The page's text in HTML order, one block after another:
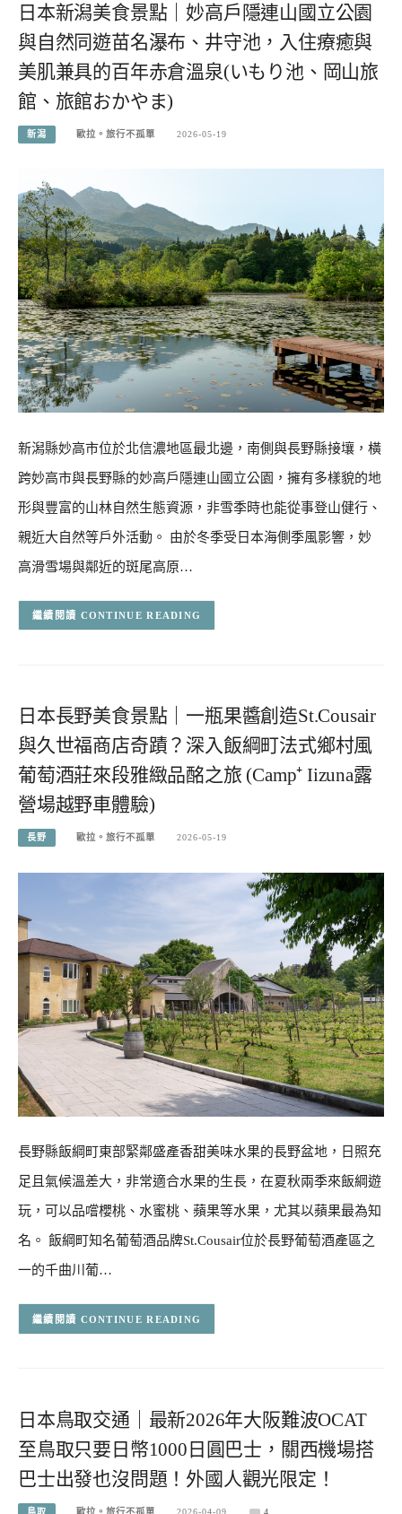
日本新潟美食景點｜妙高戶隱連山國立公園
與自然同遊苗名瀑布、井守池，入住療癒與
美肌兼具的百年赤倉溫泉(いもり池、岡山旅
館、旅館おかやま)
新潟 歐拉。旅行不孤單 2026-05-19
新潟縣妙高市位於北信濃地區最北邊，南側與長野縣接壤，橫
跨妙高市與長野縣的妙高戶隱連山國立公園，擁有多樣貌的地
形與豐富的山林自然生態資源，非雪季時也能從事登山健行、
親近大自然等戶外活動。 由於冬季受日本海側季風影響，妙
高滑雪場與鄰近的斑尾高原…
CONTINUE READING
日本長野美食景點｜一瓶果醬創造St.Cousair
與久世福商店奇蹟？深入飯綱町法式鄉村風
葡萄酒莊來段雅緻品酩之旅 (Camp⁺ Iizuna露
營場越野車體驗)
長野 歐拉。旅行不孤單 2026-05-19
長野縣飯綱町東部緊鄰盛產香甜美味水果的長野盆地，日照充
足且氣候溫差大，非常適合水果的生長，在夏秋兩季來飯綱遊
玩，可以品嚐櫻桃、水蜜桃、蘋果等水果，尤其以蘋果最為知
名。 飯綱町知名葡萄酒品牌St.Cousair位於長野葡萄酒產區之
一的千曲川葡…
CONTINUE READING
日本鳥取交通｜最新2026年大阪難波OCAT
至鳥取只要日幣1000日圓巴士，關西機場搭
巴士出發也沒問題！外國人觀光限定！
鳥取 歐拉。旅行不孤單 2026-04-09 4